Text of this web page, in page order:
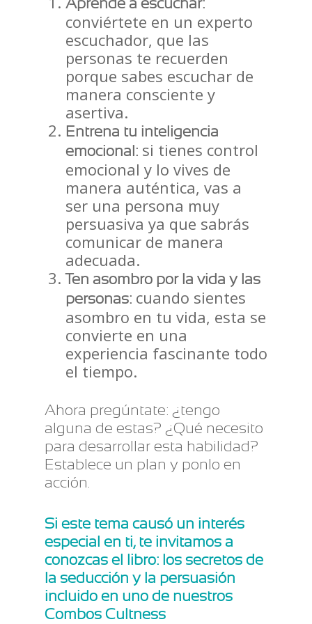
conviértete en un experto
escuchador, que las
personas te recuerden
porque sabes escuchar de
manera consciente y
asertiva.
Entrena tu inteligencia
emocional: si tienes control
emocional y lo vives de
manera auténtica, vas a
ser una persona muy
persuasiva ya que sabrás
comunicar de manera
adecuada.
Ten asombro por la vida y las
personas: cuando sientes
asombro en tu vida, esta se
convierte en una
experiencia fascinante todo
el tiempo.
Ahora pregúntate: ¿tengo
alguna de estas? ¿Qué necesito
para desarrollar esta habilidad?
Establece un plan y ponlo en
acción.
Si este tema causó un interés
especial en ti, te invitamos a
conozcas el libro: los secretos de
la seducción y la persuasión
incluido en uno de nuestros
Combos Cultness